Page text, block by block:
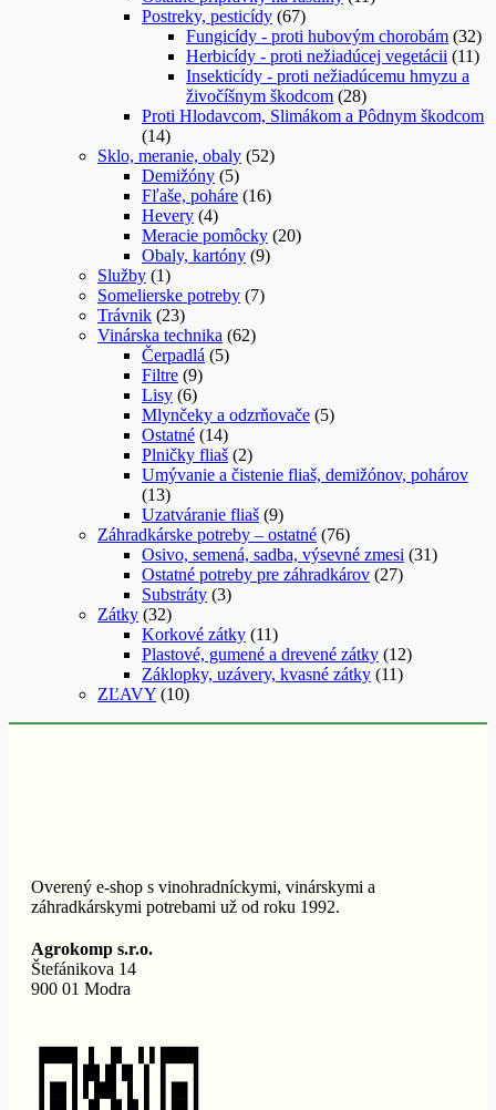
Postreky, pesticídy (67)
Fungicídy - proti hubovým chorobám (32)
Herbicídy - proti nežiadúcej vegetácii (11)
Insekticídy - proti nežiadúcemu hmyzu a
živočíšnym škodcom (28)
Proti Hlodavcom, Slimákom a Pôdnym škodcom
(14)
Sklo, meranie, obaly (52)
Demižóny (5)
Fľaše, poháre (16)
Hevery (4)
Meracie pomôcky (20)
Obaly, kartóny (9)
Služby (1)
Somelierske potreby (7)
Trávnik (23)
Vinárska technika (62)
Čerpadlá (5)
Filtre (9)
Lisy (6)
Mlynčeky a odzrňovače (5)
Ostatné (14)
Plničky fliaš (2)
Umývanie a čistenie fliaš, demižónov, pohárov
(13)
Uzatváranie fliaš (9)
Záhradkárske potreby – ostatné (76)
Osivo, semená, sadba, výsevné zmesi (31)
Ostatné potreby pre záhradkárov (27)
Substráty (3)
Zátky (32)
Korkové zátky (11)
Plastové, gumené a drevené zátky (12)
Záklopky, uzávery, kvasné zátky (11)
ZĽAVY (10)
Overený e-shop s vinohradníckymi, vinárskymi a
záhradkárskymi potrebami už od roku 1992.
Agrokomp s.r.o.
Štefánikova 14
900 01 Modra